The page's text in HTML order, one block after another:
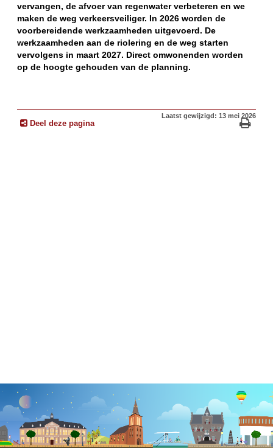
vervangen, de afvoer van regenwater verbeteren en we
maken de weg verkeersveiliger. In 2026 worden de
voorbereidende werkzaamheden uitgevoerd. De
werkzaamheden aan de riolering en de weg starten
vervolgens in maart 2027. Direct omwonenden worden
op de hoogte gehouden van de planning.
Deel deze pagina
Laatst gewijzigd: 13 mei 2026